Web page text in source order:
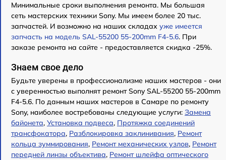
Минимальные сроки выполнения ремонта. Мы большая
сеть мастерских техники Sony. Мы имеем более 20 тыс.
запчастей. И возможно на наших складах уже имеется
запчасть на модель SAL-55200 55-200mm F4-5.6. При
заказе ремонта на сайте - предоставляется скидка -25%.
Знаем свое дело
Будьте уверены в профессионализме наших мастеров - они
с уверенностью выполнят ремонт Sony SAL-55200 55-200mm
F4-5.6. По данным наших мастеров в Самаре по ремонту
Sony, наиболее востребованы следующие услуги: Замена
байонета, Установка подвеса, Протяжка соединений
трансфокатора, Разблокировка заклинивания, Ремонт
кольца зуммирования, Ремонт механических узлов, Ремонт
передней линзы объектива, Ремонт шлейфа оптического